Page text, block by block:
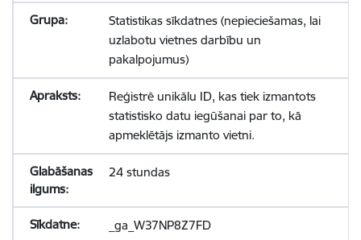
Statistikas sīkdatnes (nepieciešamas, lai
uzlabotu vietnes darbību un
pakalpojumus)
Reģistrē unikālu ID, kas tiek izmantots
statistisko datu iegūšanai par to, kā
apmeklētājs izmanto vietni.
24 stundas
_ga_W37NP8Z7FD